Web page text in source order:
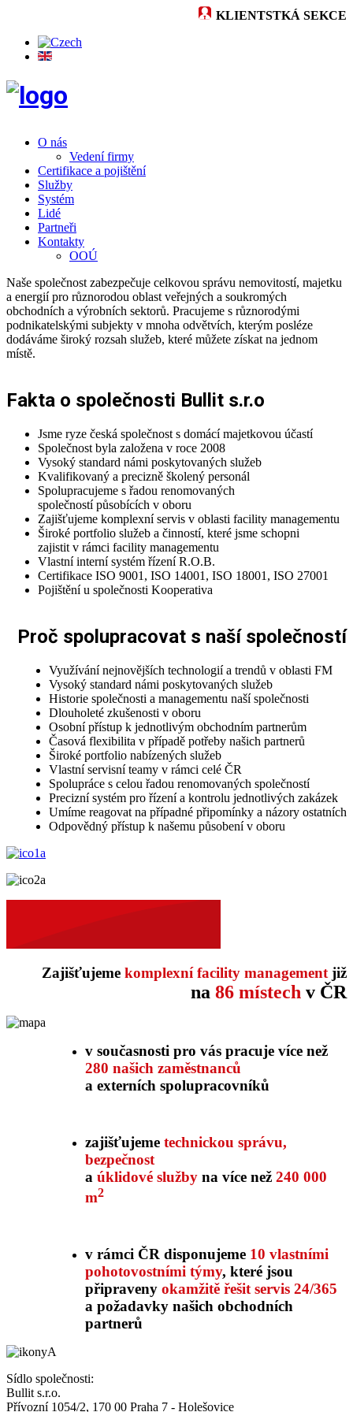
KLIENTSTKÁ SEKCE
O nás
Vedení firmy
Certifikace a pojištění
Služby
Systém
Lidé
Partneři
Kontakty
OOÚ
Naše společnost zabezpečuje celkovou správu nemovitostí, majetku
a energií pro různorodou oblast veřejných a soukromých
obchodních a výrobních sektorů. Pracujeme s různorodými
podnikatelskými subjekty v mnoha odvětvích, kterým posléze
dodáváme široký rozsah služeb, které můžete získat na jednom
místě.
Fakta o společnosti Bullit s.r.o
Jsme ryze česká společnost s domácí majetkovou účastí
Společnost byla založena v roce 2008
Vysoký standard námi poskytovaných služeb
Kvalifikovaný a precizně školený personál
Spolupracujeme s řadou renomovaných
společností působících v oboru
Zajišťujeme komplexní servis v oblasti facility managementu
Široké portfolio služeb a činností, které jsme schopni
zajistit v rámci facility managementu
Vlastní interní systém řízení R.O.B.
Certifikace ISO 9001, ISO 14001, ISO 18001, ISO 27001
Pojištění u společnosti Kooperativa
Proč spolupracovat s naší společností
Využívání nejnovějších technologií a trendů v oblasti FM
Vysoký standard námi poskytovaných služeb
Historie společnosti a managementu naší společnosti
Dlouholeté zkušenosti v oboru
Osobní přístup k jednotlivým obchodním partnerům
Časová flexibilita v případě potřeby našich partnerů
Široké portfolio nabízených služeb
Vlastní servisní teamy v rámci celé ČR
Spolupráce s celou řadou renomovaných společností
Precizní systém pro řízení a kontrolu jednotlivých zakázek
Umíme reagovat na případné připomínky a názory ostatních
Odpovědný přístup k našemu působení v oboru
Zajišťujeme komplexní facility management již
na 86 místech v ČR
v současnosti pro vás pracuje více než
280 našich zaměstnanců
a externích spolupracovníků
zajišťujeme technickou správu,
bezpečnost
a úklidové služby na více než 240 000
m2
v rámci ČR disponujeme 10 vlastními
pohotovostními týmy, které jsou
připraveny okamžitě řešit servis 24/365
a požadavky našich obchodních
partnerů
Sídlo společnosti:
Bullit s.r.o.
Přívozní 1054/2, 170 00 Praha 7 - Holešovice